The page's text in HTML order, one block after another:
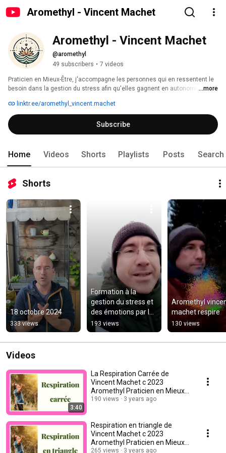
Aromethyl - Vincent Machet
Aromethyl - Vincent Machet
@aromethyl
49 subscribers • 7 videos
Praticien en Mieux-Être, j'accompagne les personnes qui en ressentent le
besoin dans la gestion du stress afin qu'elles gagnent en autonomie ...more
linktr.ee/aromethyl_vincent.machet
Subscribe
Home Videos Shorts Playlists Posts Search
Shorts
18 octobre 2024
333 views
Formation à la
gestion du stress et
des émotions par la
Relaxation-
Méditative.
193 views
Aromethyl
machet respire
130 views
Videos
3:40
La Respiration Carrée de
Vincent Machet c 2023
Aromethyl Praticien en Mieux
Être
190 views 3 years ago
Respiration en triangle de
Vincent Machet c 2023
Aromethyl Praticien en Mieux
Être
265 views 3 years ago